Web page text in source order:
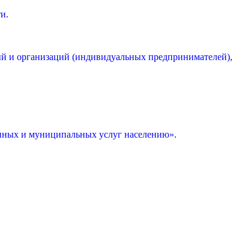
и организаций (индивидуальных предпринимателей),
и муниципальных услуг населению».